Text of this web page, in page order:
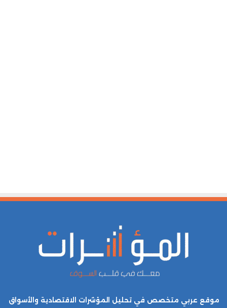
موقع عربي متخصص في تحليل المؤشرات الاقتصادية والأسواق